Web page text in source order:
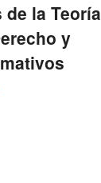
la Teoría
y